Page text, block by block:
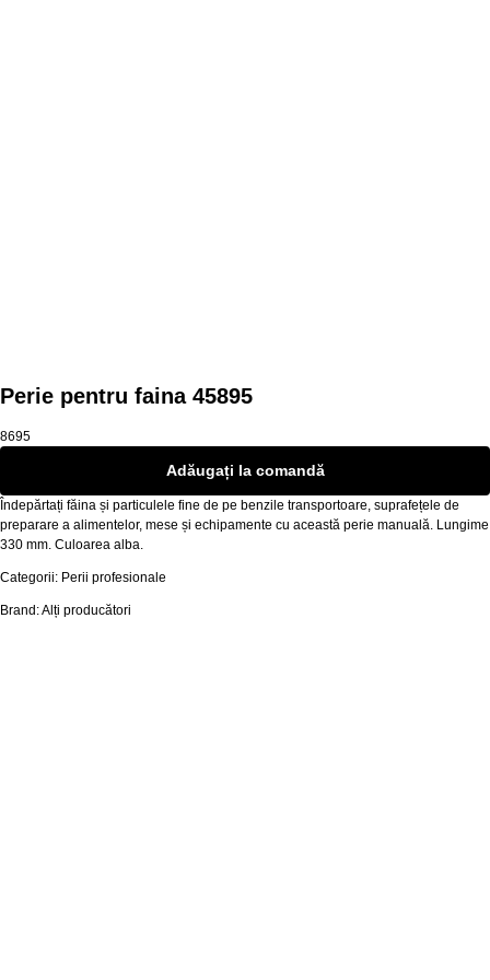
Perie pentru faina 45895
8695
Adăugați la comandă
Îndepărtați făina și particulele fine de pe benzile transportoare, suprafețele de
preparare a alimentelor, mese și echipamente cu această perie manuală. Lungime
330 mm. Culoarea alba.
Categorii: Perii profesionale
Brand: Alți producători